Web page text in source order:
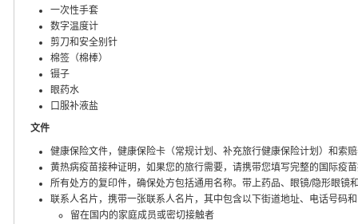
一次性手套
数字温度计
剪刀和安全别针
棉签（棉棒）
镊子
眼药水
口服补液盐
文件
健康保险文件，健康保险卡（常规计划、补充旅行健康保险计划）和索
黄热病疫苗接种证明，如果您的旅行需要，请携带您填写完整的国际疫
所有处方的复印件，确保处方包括通用名称。带上药品、眼镜/隐形眼镜
联系人名片，携带一张联系人名片，其中包含以下街道地址、电话号码
留在国内的家庭成员或密切接触者